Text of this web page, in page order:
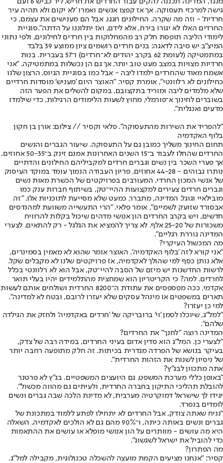
גישה למרכזי תעסוקה. אך אז קפצו אנשים ואמרו 'לא יקום ולא תהיה עיר
חרדית' - וזה מה שקרה. החילונים חגגו, אבל הם מענישים את עצמם, כי
החרדים האלו לא יגורו בירח, אלא לידם, ואז יתלוננו על הדתה".סוגיית
לימודי הליבה תופסת חלק רב מהמחלוקות בין חרדים לחילונים, ולפי נתוני
המיצ"ב יש סיבה לדאגה: בנים חרדים רושמים ציון ממוצע 39 בלבד
במתמטיקה (לעומת 62 בקרב יהודים לא־חרדים) ו־57 בעברית. בנות
חרדיות מצויות במצב מעט טוב יותר, אך גם הן נכשלות במתמטיקה. "אני
אשמח מאוד שהחרדים ילמדו ליבה - אבל כמו בסוגיית הגיוס, הרצון שלנו
כחילונים לא רלוונטי", אומרת קסיר. "האוצר היום 'מעניש' מוסדות חרדיים
שלא מלמדים ליבה ומוריד בתקצובם, במקום להשלים את הפער הזה
בשוברים לחינוך א־פורמלי, מחוץ לשעות הלימודים הרגילות, כדי שילמדו
מדעים ואנגלית".
"להפריד את השירות מהתעסוקה". פלאי וקסיר // צילום: אורן בן חקון
בלוף האקדמיה
תחום החינוך משליך כמובן גם על התעסוקה. שיעור הגברים והנשים
החרדים שהחלו לעבוד ב־15 השנים האחרונות אמנם זינק ב־50-35 אחוזים,
אך פערי השכר בין נשים וגברים חרדים למקביליהם החילונים והדתיים
נותרו גבוהים - 44-28 אחוזים. פריון העבודה הנמוך עומד במוקד העיסוק
של אנשי המכון החרדי, המעורבים בפרויקטים של הכשרת מאות נשים
וגברים חרדים צעירים למקצועות ההיי־טק, בשיתוף חברות ענק כמו
מובילאיי וגוגל. המדינה, מתברר, כמעט שלא מסייעת לתוכניות אלו. "זה
אבסורד שזועק לשמיים", אומר פלאי. "הרי התעשייה משוועת למהנדסים
חדשים, ויש בקרב החרדים הון אנושי מדהים שיכול בקלות להרוויח
משכורות של 25-20 אלף. לא צריך להמציא את הגלגל - רק להתאים. לצערי
המדינה גוררת רגליים".
מה המכשול העיקרי?
"אני קורא לזה 'בלוף האקדמיה'. האוצר אומר שהוא לא מאמין בסמינרים,
אלא נותן כסף למי שהולך לאקדמיה, אז פרויקטים שלנו לא מקבלים שקל.
לרשות החדשנות יש מיזם של הסבה להיי־טק, אבל הוא לא רלוונטי בכלל
לחרדים. למה? כי הקריטריון הוא שמחצית מהתלמידים יהיו בעלי תואר
אקדמי. ככה מפספסים את עתודת ה־8200 החרדית ושולחים אותם לעשות
תארים במשפטים או מינהל עסקים שלא יעזרו לרובם, ובטח לא למדינה".
למי כן יעזרו?
"למל"ג, שיוכלו לסמן 'וי' ברובריקה של 'חרדים באקדמיה' ולחזק את הגילדה
שלהם".
המדינה רוצה "לחנך" את החרדים?
"לצערי כן. המל"ג הוא סדין אדום בעיני החרדים, במידה רבה של צדק,
בעיקר בנושא של הפרדה מגדרית בכיתות. זה חלק מתופעה רחבה יותר
של ניסיון לשנות את הזהות החרדית".
אתה מתכוון לבג"ץ?
"באופן כללי מערכת המשפט, גם היועצים המשפטיים. בג"ץ לא פרטנר
להובלת תהליכי התיקון בחברה החרדית, ולעיתים גם מהווה מכשול".
יגידו לך שישראל דמוקרטיה מערבית, לא מדינת הלכה שבה גברים ונשים
לומדים בנפרד.
"נניח שאתה צודק, אבל החרדים לא יתחילו לפתע ללמוד במתכונת של
גברים ונשים באותה כיתה, ו־90% מהם גם לא הולכים לאקדמיה. השאלה
היא מה עושים - מוותרים על הון אנושי מופלא או עושים את ההתאמות
כדי להוביל את ישראל לשגשוג".
מה הפתרון?
קסיר: "אנחנו מציעים הקמת מועצה להשכלה טכנולוגית, מקבילה למל"ג.